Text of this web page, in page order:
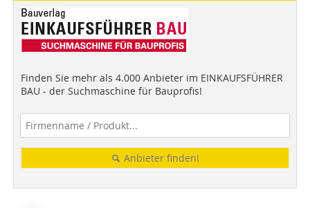
Finden Sie mehr als 4.000 Anbieter im EINKAUFSFÜHRER
BAU - der Suchmaschine für Bauprofis!
Anbieter finden!